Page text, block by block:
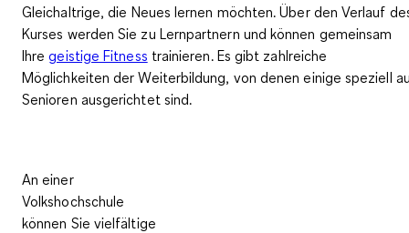
Gleichaltrige, die Neues lernen möchten. Über den Verlauf
Kurses werden Sie zu Lernpartnern und können gemeinsam
Ihregeistige Fitness trainieren. Es gibt zahlreiche
Möglichkeiten der Weiterbildung, von denen einige speziell
Senioren ausgerichtet sind.
An einer
Volkshochschule
können Sie vielfältige